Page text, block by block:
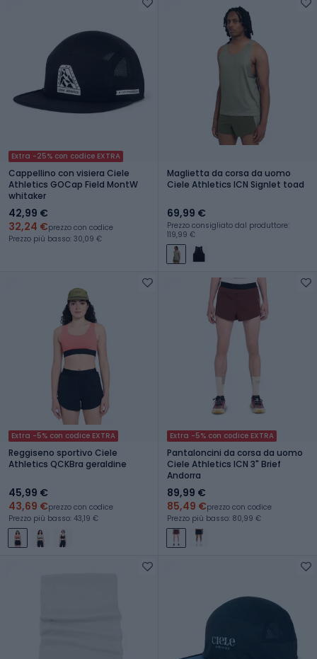
Extra -25% con codice EXTRA
Cappellino con visiera Ciele
Athletics GOCap Field MontW
whitaker
42,99 €
32,24 €prezzo con codice
Prezzo più basso: 30,09 €
Maglietta da corsa da uomo
Ciele Athletics ICN Signlet toad
69,99 €
Prezzo consigliato dal produttore:
119,99 €
Extra -5% con codice EXTRA
Reggiseno sportivo Ciele
Athletics QCKBra geraldine
45,99 €
43,69 €prezzo con codice
Prezzo più basso: 43,19 €
Extra -5% con codice EXTRA
Pantaloncini da corsa da uomo
Ciele Athletics ICN 3" Brief
Andorra
89,99 €
85,49 €prezzo con codice
Prezzo più basso: 80,99 €